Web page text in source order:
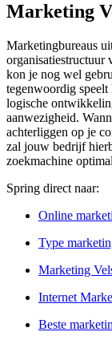
Marketing
Marketingbureaus
organisatiestructuur
kon je nog wel
tegenwoordig speelt
logische
aanwezigheid.
achterliggen op je
zal jouw bedrijf
zoekmachine
Spring direct naar:
Online
Type
Marketing
Internet
Beste